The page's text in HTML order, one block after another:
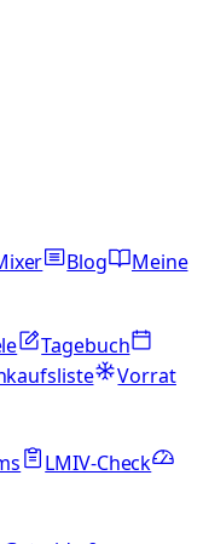
Blog
Meine
Tagebuch
Vorrat
LMIV-Check